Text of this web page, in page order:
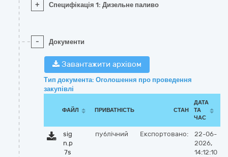
+ Специфікація 1: Дизельне паливо
- Документи
Завантажити архівом
Тип документа: Оголошення про проведення
закупівлі
ФАЙЛ ПРИВАТНІСТЬ СТАН
ДАТА
ТА
ЧАС
sig
n.p
7s
публічний Експортовано:
22-06-
2026,
14:12:10